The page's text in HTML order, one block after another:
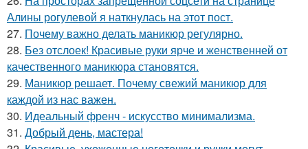
Алины рогулевой я наткнулась на этот пост.
27. Почему важно делать маникюр регулярно.
28. Без отслоек! Красивые руки ярче и женственней от
качественного маникюра становятся.
29. Маникюр решает. Почему свежий маникюр для
каждой из нас важен.
30. Идеальный френч - искусство минимализма.
31. Добрый день, мастера!